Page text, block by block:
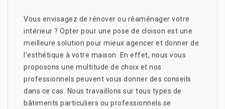
Vous envisagez de rénover ou réaménager votre
intérieur ? Opter pour une pose de cloison est une
meilleure solution pour mieux agencer et donner de
l’esthétique à votre maison. En effet, nous vous
proposons une multitude de choix et nos
professionnels peuvent vous donner des conseils
dans ce cas. Nous travaillons sur tous types de
bâtiments particuliers ou professionnels se